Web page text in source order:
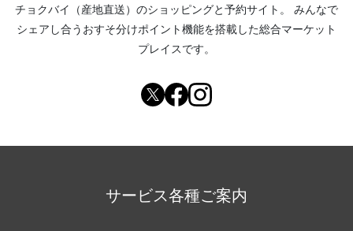
チョクバイ（産地直送） のショッピングと予約サイト。
みんなで
シェアし合う おすそ分けポイント機能を搭載した総合マーケット
プレイスです。
サービス各種ご案内